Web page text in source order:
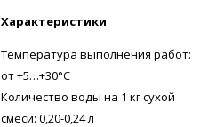
Характеристики
Температура выполнения работ:
от +5…+30°С
Количество воды на 1 кг сухой
смеси: 0,20-0,24 л